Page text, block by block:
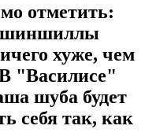
отметить:
шиншиллы
хуже, чем
"Василисе"
шуба будет
себя так, как